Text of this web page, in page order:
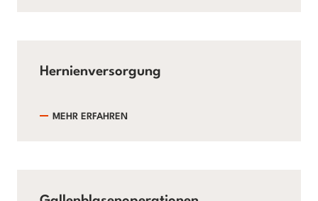
Hernienversorgung
MEHR ERFAHREN